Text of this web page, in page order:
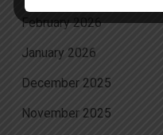
February 2026
January 2026
December 2025
November 2025